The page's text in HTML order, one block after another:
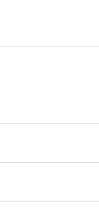
retour
waarmee